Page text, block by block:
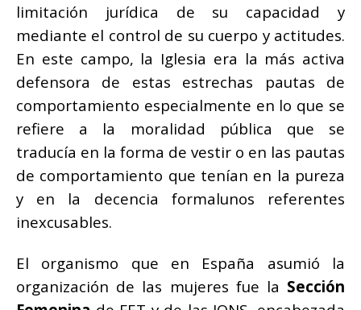
limitación jurídica de su capacidad y
mediante el control de su cuerpo y actitudes.
En este campo, la Iglesia era la más activa
defensora de estas estrechas pautas de
comportamiento especialmente en lo que se
refiere a la moralidad pública que se
traducía en la forma de vestir o en las pautas
de comportamiento que tenían en la pureza
y en la decencia formalunos referentes
inexcusables.
El organismo que en España asumió la
organización de las mujeres fue la Sección